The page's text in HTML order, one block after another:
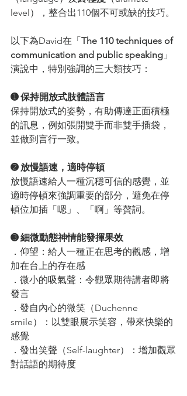
level），整合出110個不可或缺的技巧。
以下為David在「The 110 techniques of
communication and public speaking 」
演說中，特別強調的三大類技巧：
➊ 保持開放式肢體語言
保持開放式的姿勢，有助傳達正面積極
的訊息，例如張開雙手而非雙手插袋，
並做到言行一致。
➋ 放慢語速，適時停頓
放慢語速給人一種沉穩可信的感覺，並
適時停頓來強調重要的部分，避免在停
頓位加插「嗯」、「啊」等贅詞。
➌ 細微動態神情能發揮果效
．仰望：給人一種正在思考的觀感，增
加在台上的存在感
．微小的吸氣聲：令觀眾期待講者即將
發言
．發自內心的微笑（Duchenne
smile）：以雙眼展示笑容，帶來快樂的
感覺
．發出笑聲（Self-laughter）：增加觀眾
對話語的期待度